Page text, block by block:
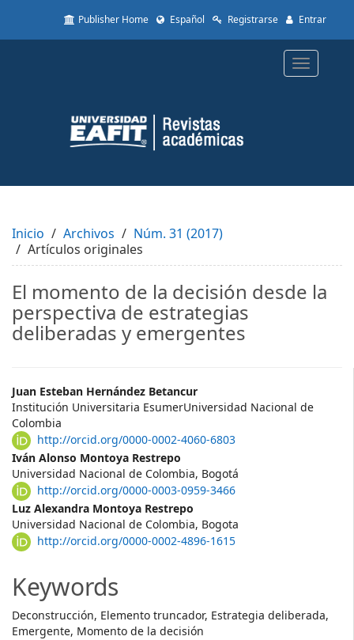
to
Content
Sidebar
Publisher Home Español Registrarse Entrar
Toggle
Inicio Archivos
Núm. 31 (2017)
Artículos originales
El momento de la decisión desde la
perspectiva de estrategias
deliberadas y emergentes
Main
Article
Content
Juan Esteban Hernández Betancur
Institución Universitaria EsumerUniversidad Nacional de
Colombia
http://orcid.org/0000-0002-4060-6803
Iván Alonso Montoya Restrepo
Universidad Nacional de Colombia, Bogotá
http://orcid.org/0000-0003-0959-3466
Luz Alexandra Montoya Restrepo
Universidad Nacional de Colombia, Bogota
http://orcid.org/0000-0002-4896-1615
Keywords
Deconstrucción, Elemento truncador, Estrategia deliberada,
Emergente, Momento de la decisión